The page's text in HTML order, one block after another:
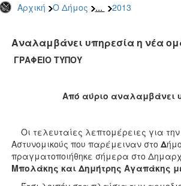
Αρχική Ο Δήμος ... 2013
Αναλαμβάνει υπηρεσία η νέα
Από αύριο αναλαμβάνει
Οι τελευταίες λεπτομέρειες για
Αστυνομικούς που παρέμειναν στο Δ
πραγματοποιήθηκε σήμερα στο
Μπολάκης και Δημήτρης Αγαπάκης